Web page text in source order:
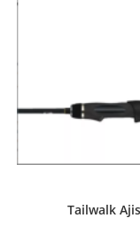
Tailwalk